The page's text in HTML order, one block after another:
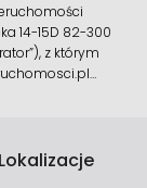
14-15D 82-300
z którym